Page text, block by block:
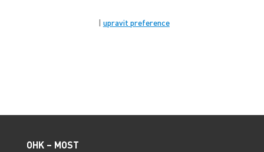
| upravit preference
OHK – MOST